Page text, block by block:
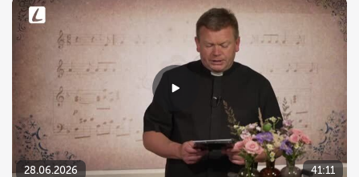
28.06.2026 41:11